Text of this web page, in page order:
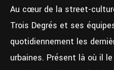
Au cœur de la street-
Trois Degrés et ses
quotidiennement les
urbaines. Présent là où il